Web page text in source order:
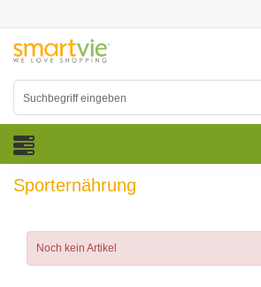
Sporternährung
Noch kein Artikel